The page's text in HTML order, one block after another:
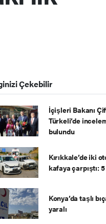
Çekebilir
İçişleri Bakanı
Türkeli’de
bulundu
Kırıkkale’de iki
kafaya çarpıştı: 5
Konya’da taşlı
yaralı